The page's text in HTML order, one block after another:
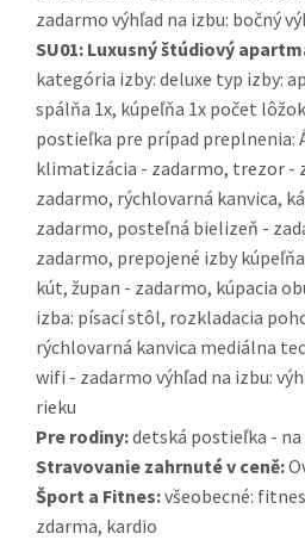
zadarmo výhľad na izbu: bočný
SU01: Luxusný štúdiový
kategória izby: deluxe typ izby:
spálňa 1x, kúpeľňa 1x počet
postieľka pre prípad preplnenia:
klimatizácia - zadarmo, trezor -
zadarmo, rýchlovarná kanvica,
zadarmo, posteľná bielizeň -
zadarmo, prepojené izby
kút, župan - zadarmo, kúpacia
izba: písací stôl, rozkladacia
rýchlovarná kanvica mediálna
wifi - zadarmo výhľad na izbu:
rieku
Pre rodiny:detská postieľka - na
Stravovanie zahrnuté v ceně:
Šport a Fitnes:všeobecné:
zdarma, kardio